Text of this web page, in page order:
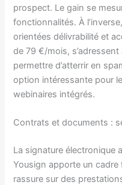
prospect. Le gain se
fonctionnalités. À
orientées délivrabilité et
de 79 €/mois,
permettre d’atterrir en
option intéressante pour
webinaires intégrés.
Contrats et documents :
La signature électronique
Yousign apporte un
rassure sur des